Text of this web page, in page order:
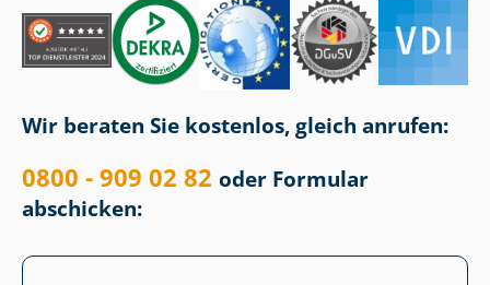
Wir beraten Sie kostenlos, gleich anrufen:
0800 - 909 02 82 oder Formular
abschicken: